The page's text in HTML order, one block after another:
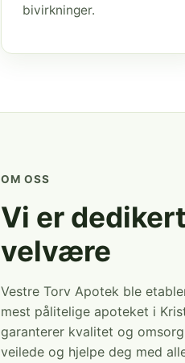
bivirkninger.
OM OSS
Vi er
velvære
Vestre Torv Apotek ble
mest pålitelige apoteket i
garanterer kvalitet og
veilede og hjelpe deg med